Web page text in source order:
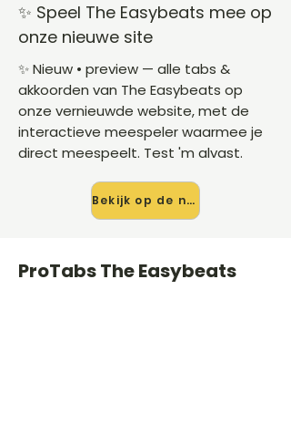
✨ Speel The Easybeats mee op
onze nieuwe site
✨ Nieuw • preview — alle tabs &
akkoorden van The Easybeats op
onze vernieuwde website, met de
interactieve meespeler waarmee je
direct meespeelt. Test 'm alvast.
Bekijk op de nieuwe site →
ProTabs The Easybeats